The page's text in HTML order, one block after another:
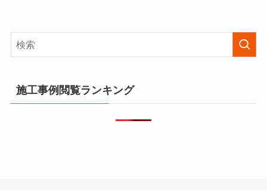
施工事例閲覧ランキング